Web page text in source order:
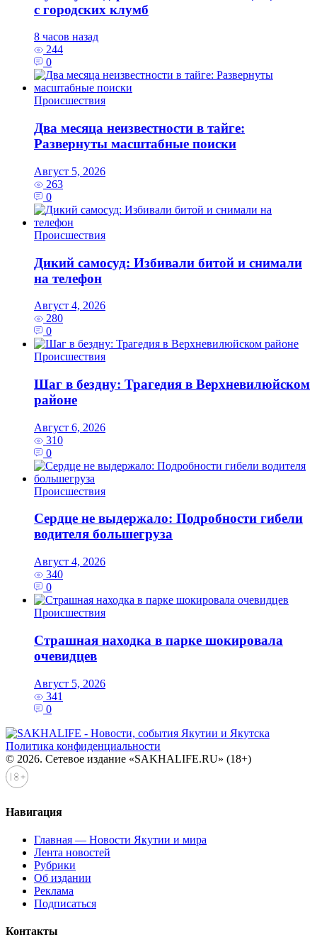
с городских клумб
8 часов назад
244
0
Происшествия
Два месяца неизвестности в тайге:
Развернуты масштабные поиски
Август 5, 2026
263
0
Происшествия
Дикий самосуд: Избивали битой и снимали
на телефон
Август 4, 2026
280
0
Происшествия
Шаг в бездну: Трагедия в Верхневилюйском
районе
Август 6, 2026
310
0
Происшествия
Сердце не выдержало: Подробности гибели
водителя большегруза
Август 4, 2026
340
0
Происшествия
Страшная находка в парке шокировала
очевидцев
Август 5, 2026
341
0
Политика конфиденциальности
© 2026. Сетевое издание «SAKHALIFE.RU» (18+)
Навигация
Главная — Новости Якутии и мира
Лента новостей
Рубрики
Об издании
Реклама
Подписаться
Контакты